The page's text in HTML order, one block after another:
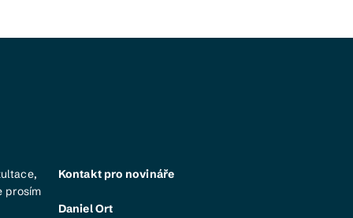
prosím
Kontakt pro novináře
Daniel Ort